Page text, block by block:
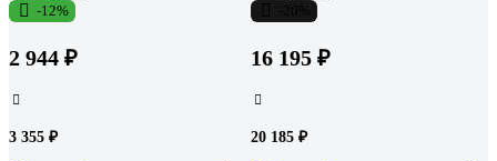
-12%
2 944 ₽
3 355 ₽
16 195 ₽
20 185 ₽